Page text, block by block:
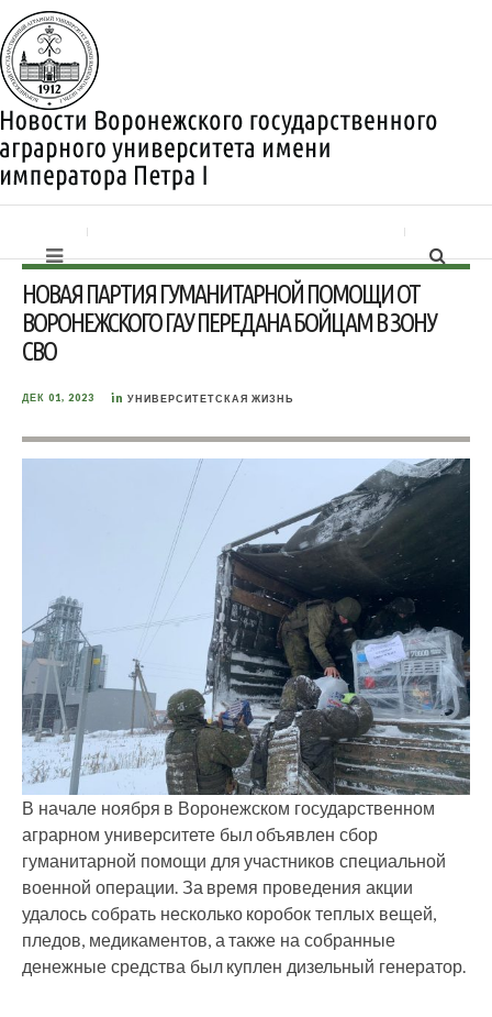
НОВАЯ ПАРТИЯ ГУМАНИТАРНОЙ ПОМОЩИ ОТ
ВОРОНЕЖСКОГО ГАУ ПЕРЕДАНА БОЙЦАМ В ЗОНУ
СВО
ДЕК 01, 2023 in УНИВЕРСИТЕТСКАЯ ЖИЗНЬ
В начале ноября в Воронежском государственном
аграрном университете был объявлен сбор
гуманитарной помощи для участников специальной
военной операции. За время проведения акции
удалось собрать несколько коробок теплых вещей,
пледов, медикаментов, а также на собранные
денежные средства был куплен дизельный генератор.